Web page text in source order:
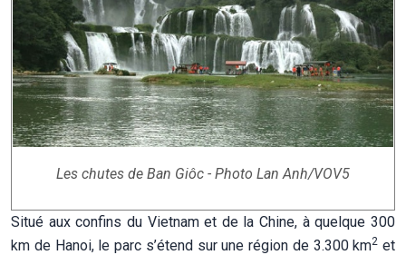
Les chutes de Ban Giôc - Photo Lan Anh/VOV5
Situé aux confins du Vietnam et de la Chine, à quelque 300
km de Hanoi, le parc s’étend sur une région de 3.300 km2 et